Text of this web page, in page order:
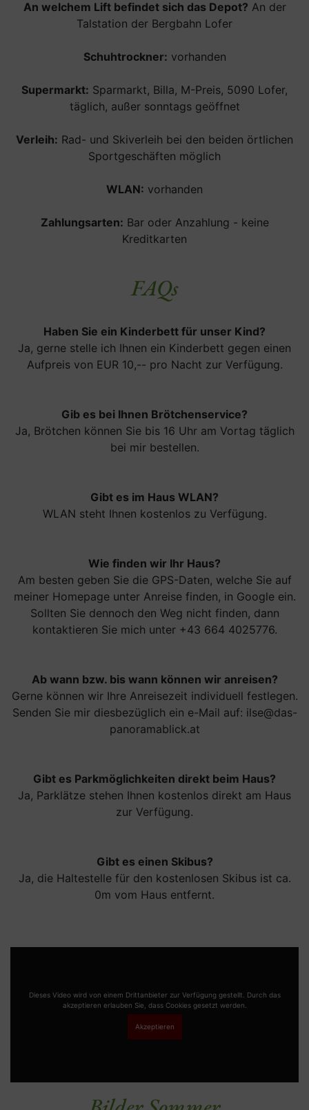
An welchem Lift befindet sich das Depot? An der
Talstation der Bergbahn Lofer
Schuhtrockner: vorhanden
Supermarkt: Sparmarkt, Billa, M-Preis, 5090 Lofer,
täglich, außer sonntags geöffnet
Verleih: Rad- und Skiverleih bei den beiden örtlichen
Sportgeschäften möglich
WLAN: vorhanden
Zahlungsarten: Bar oder Anzahlung - keine
Kreditkarten
FAQs
Haben Sie ein Kinderbett für unser Kind?
Ja, gerne stelle ich Ihnen ein Kinderbett gegen einen
Aufpreis von EUR 10,-- pro Nacht zur Verfügung.
Gib es bei Ihnen Brötchenservice?
Ja, Brötchen können Sie bis 16 Uhr am Vortag täglich
bei mir bestellen.
Gibt es im Haus WLAN?
WLAN steht Ihnen kostenlos zu Verfügung.
Wie finden wir Ihr Haus?
Am besten geben Sie die GPS-Daten, welche Sie auf
meiner Homepage unter Anreise finden, in Google ein.
Sollten Sie dennoch den Weg nicht finden, dann
kontaktieren Sie mich unter +43 664 4025776.
Ab wann bzw. bis wann können wir anreisen?
Gerne können wir Ihre Anreisezeit individuell festlegen.
Senden Sie mir diesbezüglich ein e-Mail auf: ilse@das-
panoramablick.at
Gibt es Parkmöglichkeiten direkt beim Haus?
Ja, Parklätze stehen Ihnen kostenlos direkt am Haus
zur Verfügung.
Gibt es einen Skibus?
Ja, die Haltestelle für den kostenlosen Skibus ist ca.
0m vom Haus entfernt.
Dieses Video wird von einem Drittanbieter zur Verfügung gestellt. Durch das
akzeptieren erlauben Sie, dass Cookies gesetzt werden.
Akzeptieren